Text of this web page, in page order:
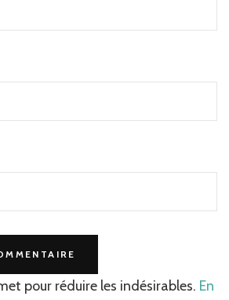
pour réduire les indésirables. En